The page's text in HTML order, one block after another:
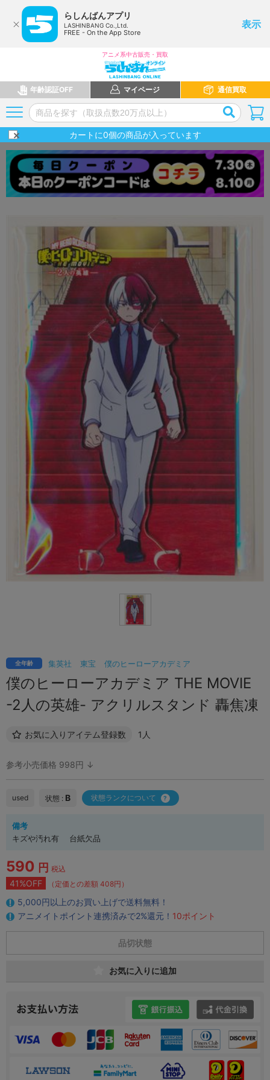
らしんばんアプリ
LASHINBANG Co.,Ltd.
FREE - On the App Store
表示
アニメ系中古販売・買取
年齢認証OFF マイページ 通信買取
カートに0個の商品が入っています
集英社 東宝 僕のヒーローアカデミア
全年齢
僕のヒーローアカデミア THE MOVIE
-2人の英雄- アクリルスタンド 轟焦凍
お気に入りアイテム登録数 1人
参考小売価格 998円 ↓
used 状態 : B 状態ランクについて
備考
キズや汚れ有 台紙欠品
590 円 税込
41%OFF （定価との差額 408円）
5,000円以上のお買い上げで送料無料！
アニメイトポイント連携済みで2%還元！ 10ポイント
品切状態
お気に入りに追加